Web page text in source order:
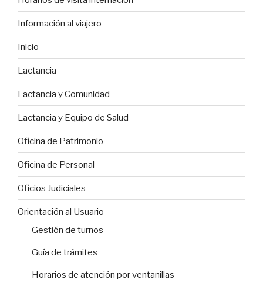
Información al viajero
Inicio
Lactancia
Lactancia y Comunidad
Lactancia y Equipo de Salud
Oficina de Patrimonio
Oficina de Personal
Oficios Judiciales
Orientación al Usuario
Gestión de turnos
Guía de trámites
Horarios de atención por ventanillas